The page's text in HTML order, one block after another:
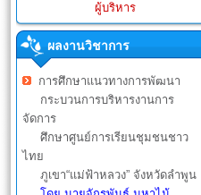
ผู้บริหาร
ผลงานวิชาการ
การศึกษาแนวทางการพัฒนา
กระบวนการบริหารงานการ
จัดการ
ศึกษาศูนย์การเรียนชุมชนชาว
ไทย
ภูเขา“แม่ฟ้าหลวง” จังหวัดลำพูน